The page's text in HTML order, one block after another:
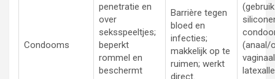
Condooms
penetratie en
over
seksspeeltjes;
beperkt
rommel en
beschermt
Barrière tegen
bloed en
infecties;
makkelijk op te
ruimen; werkt
direct.
(anaal/